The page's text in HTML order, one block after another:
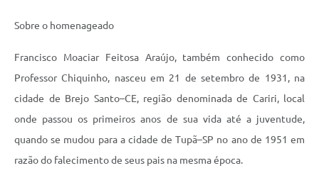
Sobre o homenageado
Francisco Moaciar Feitosa Araújo, também conhecido como
Professor Chiquinho, nasceu em 21 de setembro de 1931, na
cidade de Brejo Santo–CE, região denominada de Cariri, local
onde passou os primeiros anos de sua vida até a juventude,
quando se mudou para a cidade de Tupã–SP no ano de 1951 em
razão do falecimento de seus pais na mesma época.